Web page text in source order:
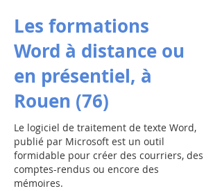
Les formations
Word à distance ou
en présentiel, à
Rouen (76)
Le logiciel de traitement de texte Word,
publié par Microsoft est un outil
formidable pour créer des courriers, des
comptes-rendus ou encore des
mémoires.